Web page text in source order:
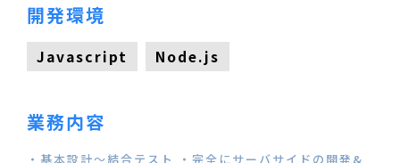
開発環境
Javascript Node.js
業務内容
・基本設計～結合テスト ・完全にサーバサイドの開発&